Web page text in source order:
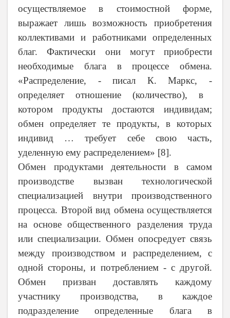
осуществляемое в стоимостной форме,
выражает лишь возможность приобретения
коллективами и работниками определенных
благ. Фактически они могут приобрести
необходимые блага в процессе обмена.
«Распределение, -писал К. Маркс,-
определяет отношение (количество), в
котором продукты достаются индивидам;
обмен определяет те продукты, в которых
индивид … требует себе свою часть,
уделенную ему распределением» [8].
Обмен продуктами деятельности в самом
производстве вызван технологической
специализацией внутри производственного
процесса. Второй вид обмена осуществляется
на основе общественного разделения труда
или специализации. Обмен опосредует связь
между производством и распределением, с
одной стороны, и потреблением -с другой.
Обмен призван доставлять каждому
участнику производства, в каждое
подразделение определенные блага в